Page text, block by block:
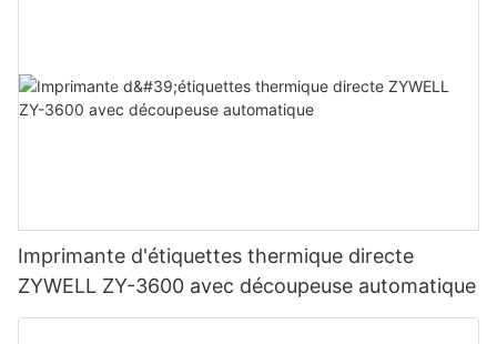
Imprimante d'étiquettes thermique directe
ZYWELL ZY-3600 avec découpeuse automatique